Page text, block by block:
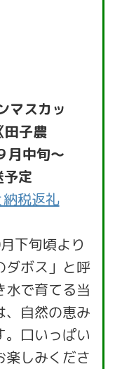
スカッ
子農
中旬～
定
税返礼
下旬頃より
ボス」と呼
水で育てる当
、自然の恵み
。口いっぱい
楽しみくださ